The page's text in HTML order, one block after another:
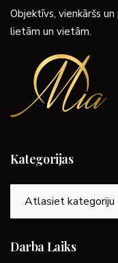
Objektīvs, vienkāršs
lietām un vietām.
Kategorijas
Darba Laiks